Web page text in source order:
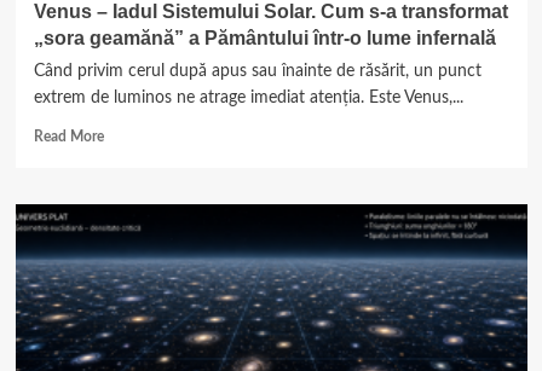
Venus – Iadul Sistemului Solar. Cum s-a transformat
„sora geamănă” a Pământului într-o lume infernală
Când privim cerul după apus sau înainte de răsărit, un punct
extrem de luminos ne atrage imediat atenția. Este Venus,...
Read MoreRead
Venus
–
Iadul
Sistemului
Solar.
Cum
s-
a